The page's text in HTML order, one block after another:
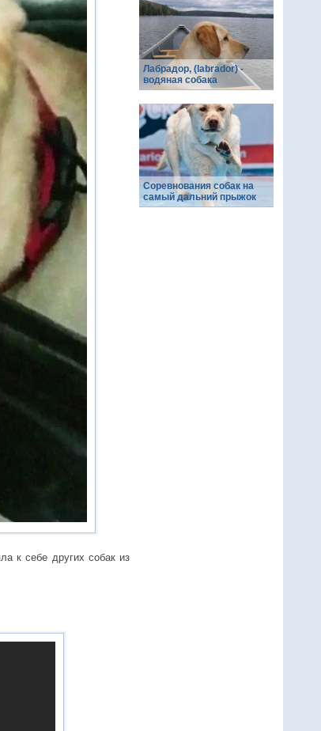
к себе других собак из
Лабрадор, (labrador) -
водяная собака
Соревнования собак на
самый дальний прыжок